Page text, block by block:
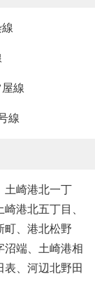
線
線
土崎港北一丁
港北五丁目、
町、港北松野
沼端、土崎港相
、河辺北野田